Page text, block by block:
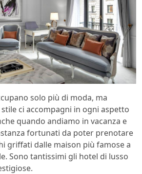
solo più di moda, ma
ci accompagni in ogni aspetto
quando andiamo in vacanza e
fortunati da poter prenotare
griffati dalle maison più famose a
Sono tantissimi gli hotel di lusso